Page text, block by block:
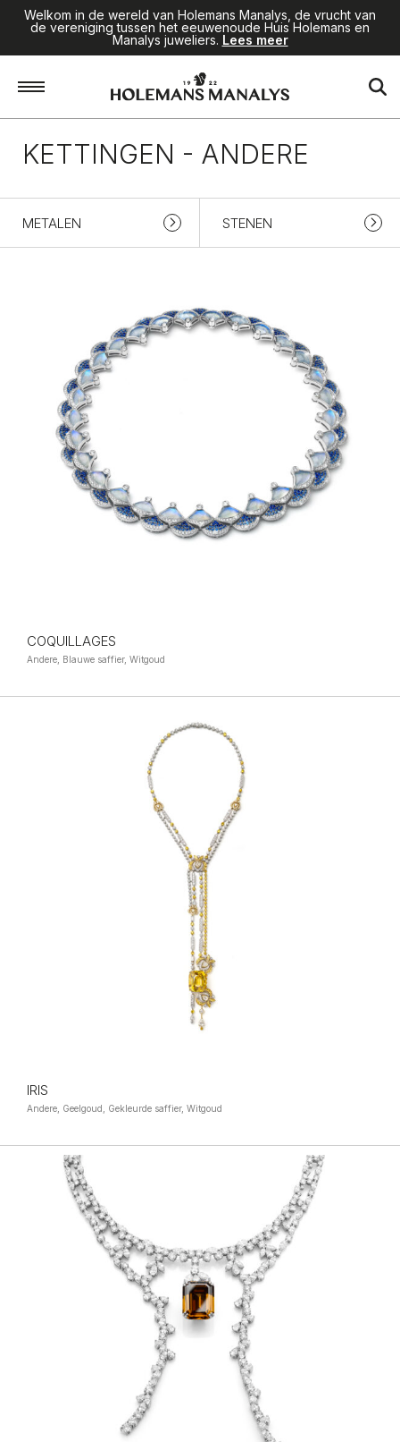
Welkom in de wereld van Holemans Manalys, de vrucht van
de vereniging tussen het eeuwenoude Huis Holemans en
Manalys juweliers. Lees meer
Fijne Juwelen / Kettingen / Andere
KETTINGEN - ANDERE
METALEN STENEN
COQUILLAGES
Andere, Blauwe saffier, Witgoud
IRIS
Andere, Geelgoud, Gekleurde saffier, Witgoud